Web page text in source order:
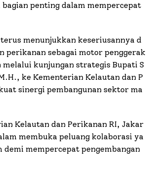
penting dalam mempercepat
menunjukkan keseriusannya d
perikanan sebagai motor penggerak
kunjungan strategis Bupati S
ke Kementerian Kelautan dan P
sinergi pembangunan sektor ma
Kelautan dan Perikanan RI, Jakar
membuka peluang kolaborasi ya
mempercepat pengembangan